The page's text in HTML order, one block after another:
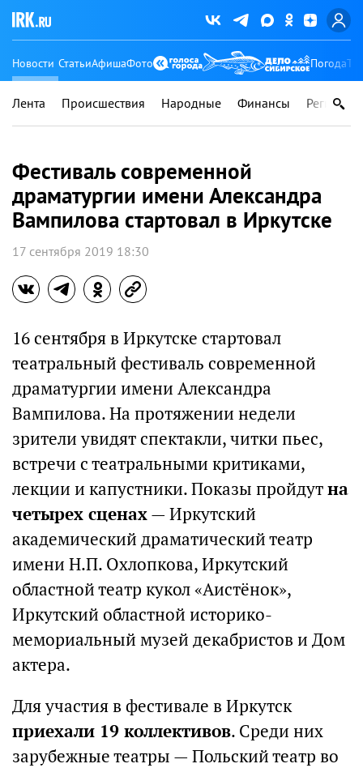
Новости СтатьиАфишаФото Погода
Лента Происшествия Народные Финансы Регионы
Фестиваль современной
драматургии имени Александра
Вампилова стартовал в Иркутске
17 сентября 2019 18:30
16 сентября в Иркутске стартовал
театральный фестиваль современной
драматургии имени Александра
Вампилова. На протяжении недели
зрители увидят спектакли, читки пьес,
встречи с театральными критиками,
лекции и капустники. Показы пройдутна
четырех сценах— Иркутский
академический драматический театр
имени Н.П. Охлопкова, Иркутский
областной театр кукол «Аистёнок»,
Иркутский областной историко-
мемориальный музей декабристов и Дом
актера.
Для участия в фестивале в Иркутск
приехали 19 коллективов. Среди них
зарубежные театры — Польский театр во